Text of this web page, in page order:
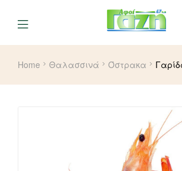
Home Θαλασσινά Όστρακα